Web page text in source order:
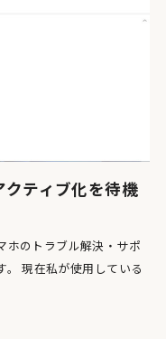
ティブ化を待機
ホのトラブル解決・サポ
。 現在私が使用している